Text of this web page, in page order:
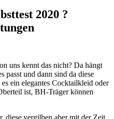
2020 ?
uns kennt das nicht? Da hängt
passt und dann sind da diese
ein elegantes Cocktailkleid oder
ist, BH-Träger können
diese vergilben aber mit der Zeit